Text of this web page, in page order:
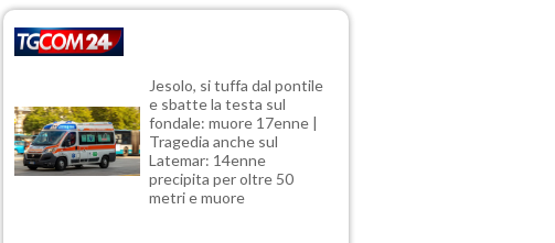
Jesolo, si tuffa dal pontile
e sbatte la testa sul
fondale: muore 17enne |
Tragedia anche sul
Latemar: 14enne
precipita per oltre 50
metri e muore